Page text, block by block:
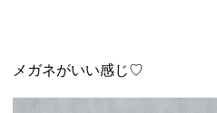
メガネがいい感じ♡